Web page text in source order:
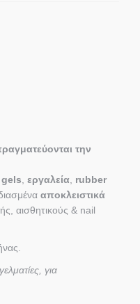
την
εργαλεία rubber
αποκλειστικά
αισθητικούς & nail
για